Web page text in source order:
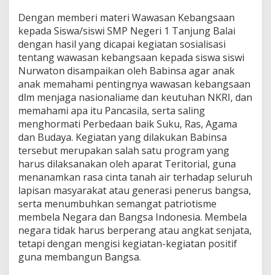
T
B
K
o
i
m
0
2
0
8
/
A
s
a
a
n
Dengan memberi materi Wawasan Kebangsaan
kepada Siswa/siswi SMP Negeri 1 Tanjung Balai
dengan hasil yang dicapai kegiatan sosialisasi
tentang wawasan kebangsaan kepada siswa siswi
Nurwaton disampaikan oleh Babinsa agar anak
anak memahami pentingnya wawasan kebangsaan
dlm menjaga nasionaliame dan keutuhan NKRI, dan
memahami apa itu Pancasila, serta saling
menghormati Perbedaan baik Suku, Ras, Agama
dan Budaya. Kegiatan yang dilakukan Babinsa
tersebut merupakan salah satu program yang
harus dilaksanakan oleh aparat Teritorial, guna
menanamkan rasa cinta tanah air terhadap seluruh
lapisan masyarakat atau generasi penerus bangsa,
serta menumbuhkan semangat patriotisme
membela Negara dan Bangsa Indonesia. Membela
negara tidak harus berperang atau angkat senjata,
tetapi dengan mengisi kegiatan-kegiatan positif
guna membangun Bangsa.